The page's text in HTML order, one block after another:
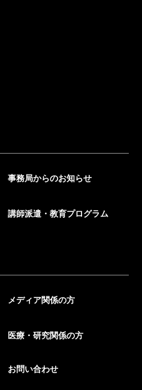
事務局からのお知らせ
講師派遣・教育プログラム
メディア関係の方
医療・研究関係の方
お問い合わせ